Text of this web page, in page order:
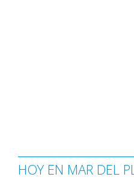
HOY EN MAR DEL